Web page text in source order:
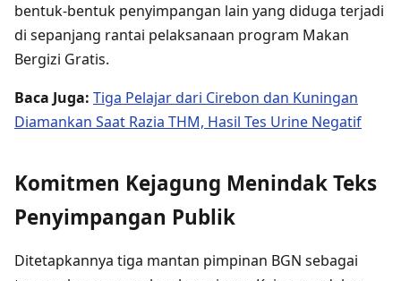
bentuk-bentuk penyimpangan lain yang diduga terjadi
di sepanjang rantai pelaksanaan program Makan
Bergizi Gratis.
Baca Juga: Tiga Pelajar dari Cirebon dan Kuningan
Diamankan Saat Razia THM, Hasil Tes Urine Negatif
Komitmen Kejagung Menindak Teks
Penyimpangan Publik
Ditetapkannya tiga mantan pimpinan BGN sebagai